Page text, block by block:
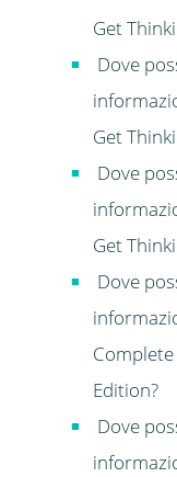
Get
Dove
Get
Dove
Get
Dove
Edition?
Dove